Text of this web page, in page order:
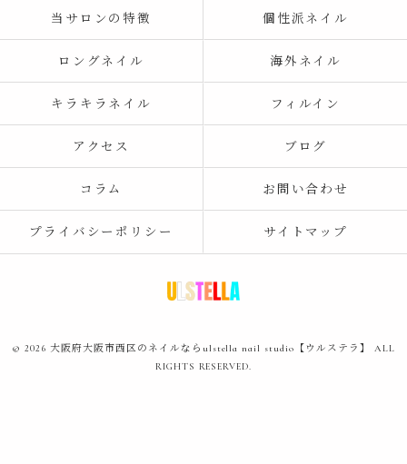
当サロンの特徴 個性派ネイル
ロングネイル 海外ネイル
キラキラネイル フィルイン
アクセス ブログ
コラム お問い合わせ
プライバシーポリシー サイトマップ
© 2026 大阪府大阪市西区のネイルならulstella nail studio【ウルステラ】 ALL
RIGHTS RESERVED.